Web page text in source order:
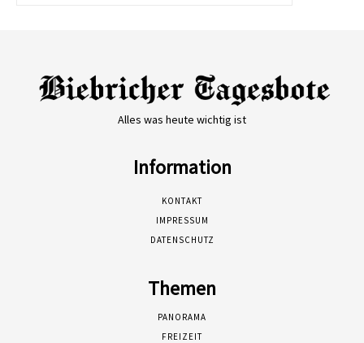
Alles was heute wichtig ist
Information
KONTAKT
IMPRESSUM
DATENSCHUTZ
Themen
PANORAMA
FREIZEIT